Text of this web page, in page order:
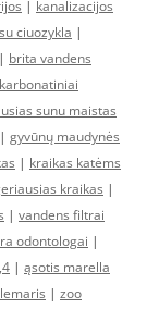
| kanalizacijos
ciuozykla |
| brita vandens
sunu maistas
| gyvūnų maudynės
| kraikas katėms
kraikas |
| vandens filtrai
odontologai |
| ąsotis marella
| zoo